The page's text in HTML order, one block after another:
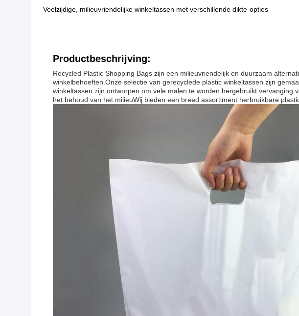
Veelzijdige, milieuvriendelijke winkeltassen met verschillende dikte-opties
Productbeschrijving:
Recycled Plastic Shopping Bags zijn een milieuvriendelijk en duurzaam
winkelbehoeften.Onze selectie van gerecyclede plastic winkeltassen zijn
winkeltassen zijn ontworpen om vele malen te worden
het behoud van het milieuWij bieden een breed assortiment herbruikbare